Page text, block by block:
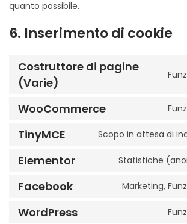
quanto possibile.
6. Inserimento di cookie
Costruttore di pagine
(Varie)
WooCommerce
TinyMCE Scopo in attesa di
Elementor Statistiche
Facebook Marketing,
WordPress